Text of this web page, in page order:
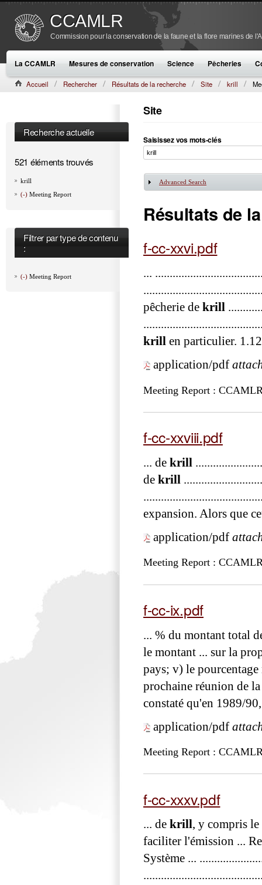
CCAMLR
Commission pour la conservation de la faune et la flore marines de
La CCAMLR Mesures de conservation Science Pêcheries
Accueil Rechercher Résultats de la recherche Site krill
Recherche actuelle
521 éléments trouvés
krill
(-) Meeting Report
Filtrer par type de contenu
:
(-) Meeting Report
Site
Saisissez vos mots-clés
Afficher
Advanced Search
Résultats de
f-cc-xxvi.pdf
...
pêcherie de krill
krill en particulier.
application/pdf
Meeting Report :
f-cc-xxviii.pdf
... de krill
de krill
expansion. Alors que
application/pdf
Meeting Report :
f-cc-ix.pdf
... % du montant total
le montant ... sur la
pays; v) le
prochaine réunion de
constaté qu'en 1989/
application/pdf
Meeting Report :
f-cc-xxxv.pdf
... de krill , y compris le
faciliter l'émission ...
Système ...